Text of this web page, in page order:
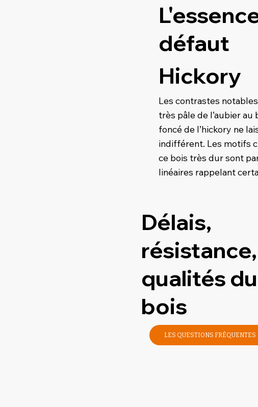
défaut
Hickory
Les contrastes
très pâle de l’aubier
foncé de l’hickory ne
indifférent. Les motifs
ce bois très dur sont
linéaires rappelant
Délais,
résistance,
qualités du
bois
LES QUESTIONS FRÉQUENTES